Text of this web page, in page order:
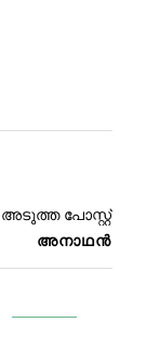
അടുത്ത പോസ്റ്റ്
അനാഥൻ